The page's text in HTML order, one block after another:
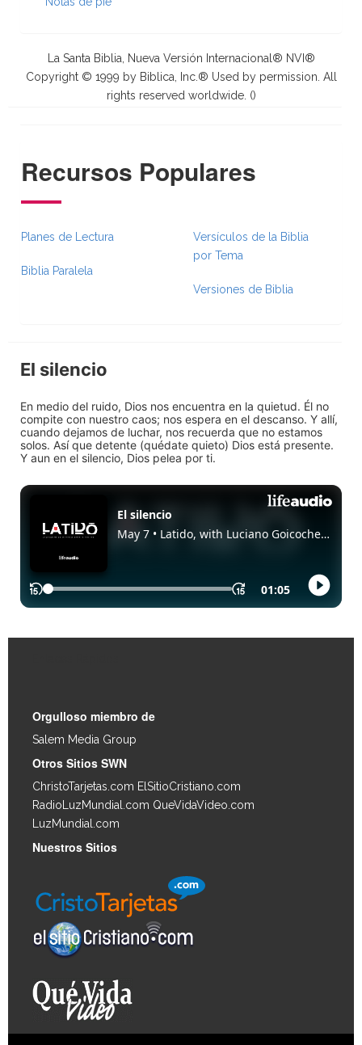
La Santa Biblia, Nueva Versión Internacional® NVI®
Copyright © 1999 by Biblica, Inc.® Used by permission. All
rights reserved worldwide. ()
Recursos Populares
Planes de Lectura
Biblia Paralela
Versículos de la Biblia
por Tema
Versiones de Biblia
El silencio
En medio del ruido, Dios nos encuentra en la quietud. Él no
compite con nuestro caos; nos espera en el descanso. Y allí,
cuando dejamos de luchar, nos recuerda que no estamos
solos. Así que detente (quédate quieto) Dios está presente.
Y aun en el silencio, Dios pelea por ti.
Orgulloso miembro de
Salem Media Group
Otros Sitios SWN
ChristoTarjetas.com ElSitioCristiano.com
RadioLuzMundial.com QueVidaVideo.com
LuzMundial.com
Nuestros Sitios